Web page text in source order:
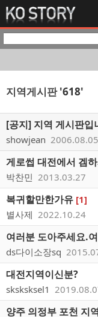
지역게시판'618'
[공지] 지역 게시판입
showjean 2006.08.05
게로썹 대전에서 겜
박찬민 2013.03.27
복귀할만한가유 [1]
별사제 2022.10.24
여러분 도아주세요.
ds다이소장sq
대전지역이신분?
sksksksel1
양주 의정부 포천 지